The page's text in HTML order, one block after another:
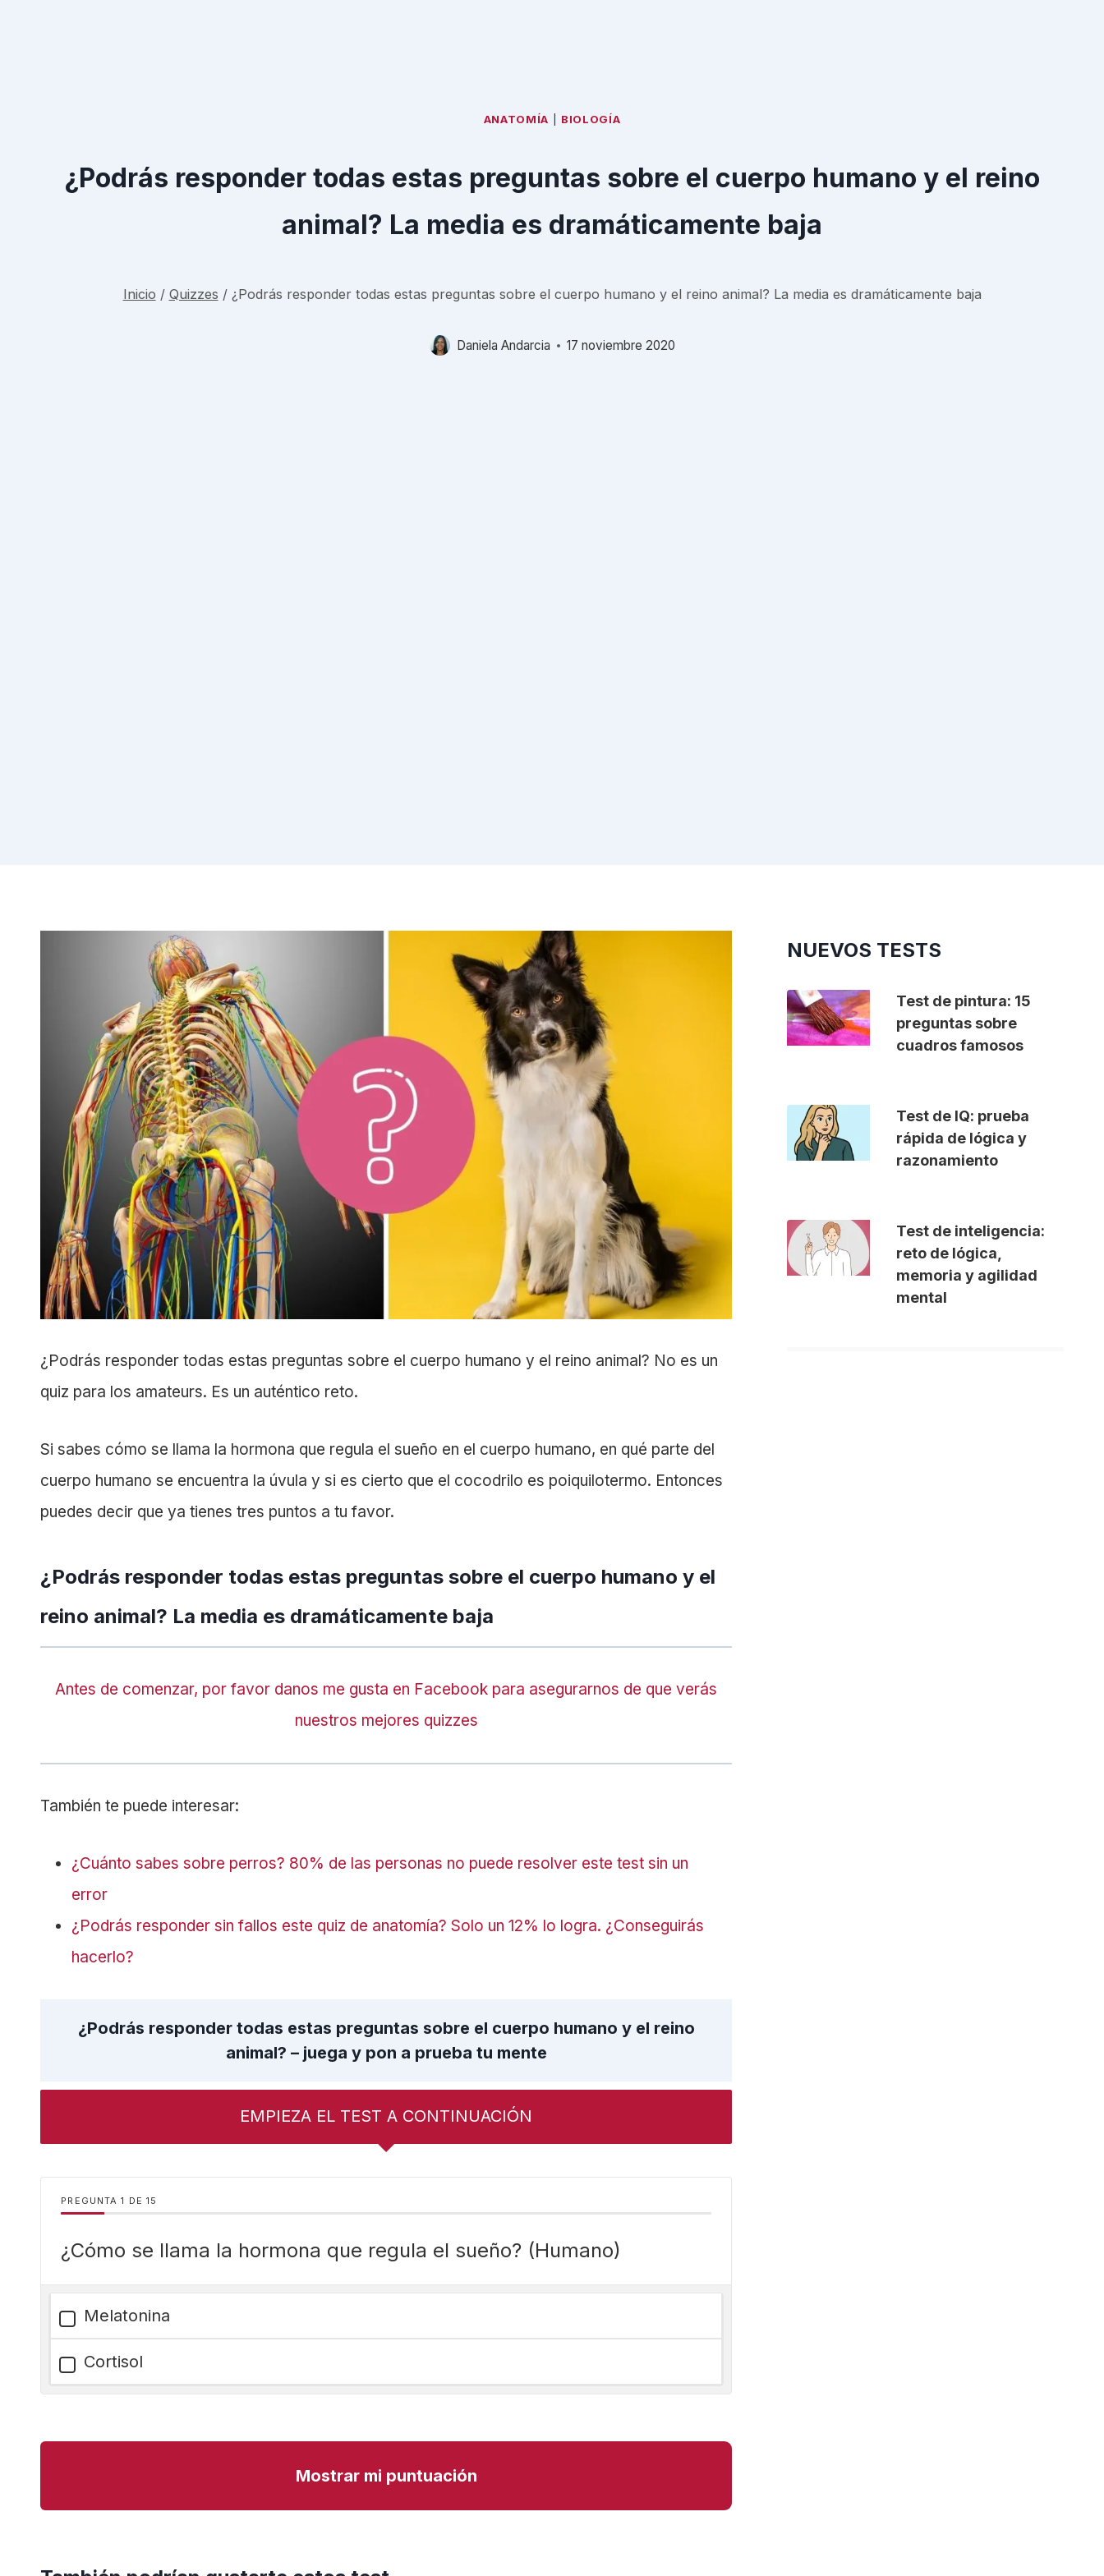
ANATOMÍA BIOLOGÍA
¿Podrás responder todas estas preguntas sobre el cuerpo humano y el reino
animal? La media es dramáticamente baja
Inicio / Quizzes / ¿Podrás responder todas estas preguntas sobre el cuerpo humano y el reino animal? La media es dramáticamente baja
Daniela Andarcia 17 noviembre 2020
¿Podrás responder todas estas preguntas sobre el cuerpo humano y el reino animal? No es un
quiz para los amateurs. Es un auténtico reto.
Si sabes cómo se llama la hormona que regula el sueño en el cuerpo humano, en qué parte del
cuerpo humano se encuentra la úvula y si es cierto que el cocodrilo es poiquilotermo. Entonces
puedes decir que ya tienes tres puntos a tu favor.
¿Podrás responder todas estas preguntas sobre el cuerpo humano y el
reino animal? La media es dramáticamente baja
Antes de comenzar, por favor danos me gusta en Facebook para asegurarnos de que verás
nuestros mejores quizzes
También te puede interesar:
¿Cuánto sabes sobre perros? 80% de las personas no puede resolver este test sin un
error
¿Podrás responder sin fallos este quiz de anatomía? Solo un 12% lo logra. ¿Conseguirás
hacerlo?
¿Podrás responder todas estas preguntas sobre el cuerpo humano y el reino
animal? – juega y pon a prueba tu mente
EMPIEZA EL TEST A CONTINUACIÓN
PREGUNTA DE 15
¿Cómo se llama la hormona que regula el sueño? (Humano)
Melatonina
Cortisol
Mostrar mi puntuación
NUEVOS TESTS
Test de pintura: 15
preguntas sobre
cuadros famosos
Test de IQ: prueba
rápida de lógica y
razonamiento
Test de inteligencia:
reto de lógica,
memoria y agilidad
mental